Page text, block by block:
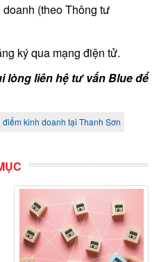
(theo Thông tư
ký qua mạng điện tử.
lòng liên hệ tư vấn Blue để
kinh doanh tại Thanh Sơn